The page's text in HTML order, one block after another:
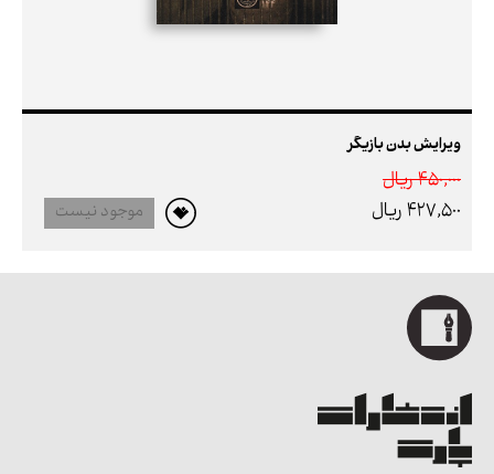
ویرایش بدن بازیگر
450,000 ريال
427,500 ريال
موجود نیست